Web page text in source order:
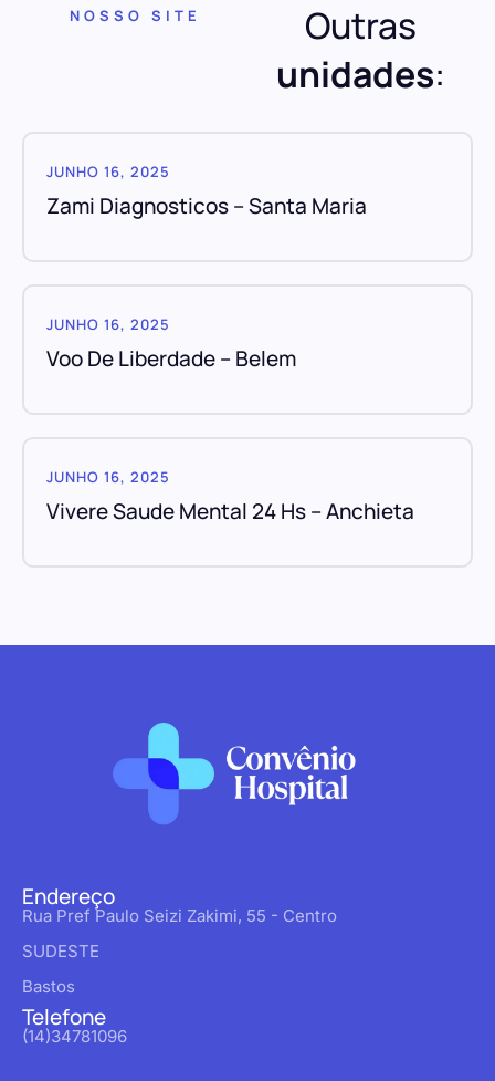
NOSSO SITE
Outras
unidades:
JUNHO 16, 2025
Zami Diagnosticos – Santa Maria
JUNHO 16, 2025
Voo De Liberdade – Belem
JUNHO 16, 2025
Vivere Saude Mental 24 Hs – Anchieta
Endereço
Rua Pref Paulo Seizi Zakimi, 55 - Centro
SUDESTE
Bastos
Telefone
(14)34781096